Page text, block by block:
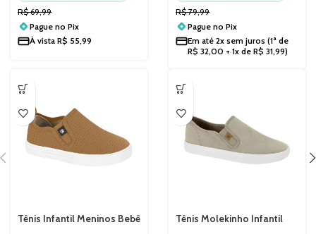
R$69,99
Pague no Pix
À vista R$ 55,99
R$79,99
Pague no Pix
Em até 2x sem juros (1ª de
R$ 32,00 + 1x de R$ 31,99)
Tênis Infantil Meninos Bebê
Tênis Molekinho Infantil